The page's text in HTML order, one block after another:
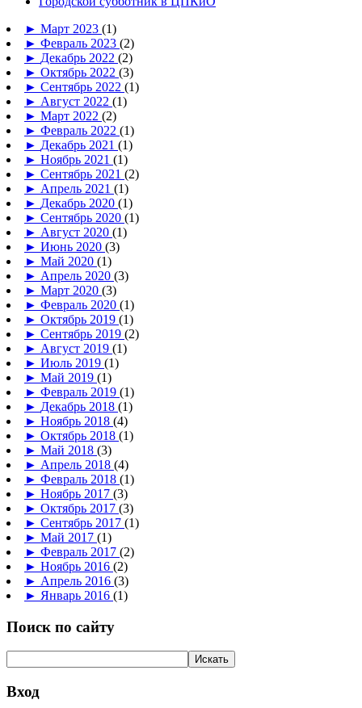
► Март 2023 (1)
► Февраль 2023 (2)
► Декабрь 2022 (2)
► Октябрь 2022 (3)
► Сентябрь 2022 (1)
► Август 2022 (1)
► Март 2022 (2)
► Февраль 2022 (1)
► Декабрь 2021 (1)
► Ноябрь 2021 (1)
► Сентябрь 2021 (2)
► Апрель 2021 (1)
► Декабрь 2020 (1)
► Сентябрь 2020 (1)
► Август 2020 (1)
► Июнь 2020 (3)
► Май 2020 (1)
► Апрель 2020 (3)
► Март 2020 (3)
► Февраль 2020 (1)
► Октябрь 2019 (1)
► Сентябрь 2019 (2)
► Август 2019 (1)
► Июль 2019 (1)
► Май 2019 (1)
► Февраль 2019 (1)
► Декабрь 2018 (1)
► Ноябрь 2018 (4)
► Октябрь 2018 (1)
► Май 2018 (3)
► Апрель 2018 (4)
► Февраль 2018 (1)
► Ноябрь 2017 (3)
► Октябрь 2017 (3)
► Сентябрь 2017 (1)
► Май 2017 (1)
► Февраль 2017 (2)
► Ноябрь 2016 (2)
► Апрель 2016 (3)
► Январь 2016 (1)
Поиск по сайту
Вход